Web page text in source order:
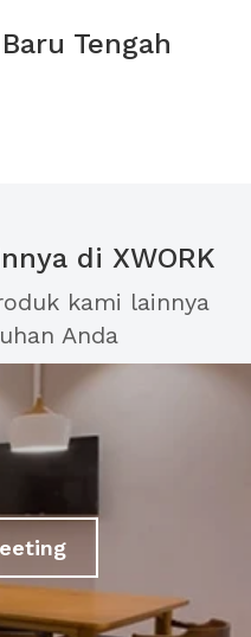
Tengah
di XWORK
kami lainnya
Anda